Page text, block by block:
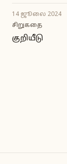
14 ஜூலை 2024
சிறுகதை
குறியீடு